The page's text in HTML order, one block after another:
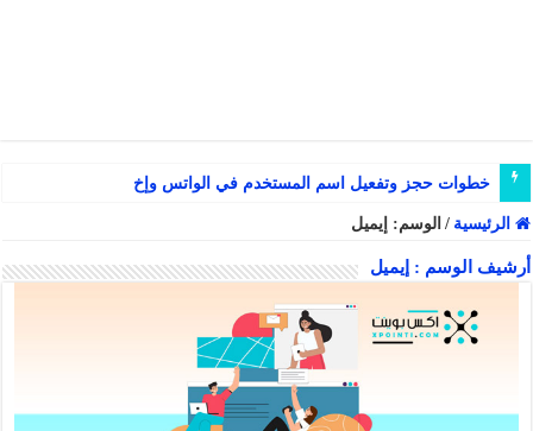
خطوات حجز وتفعيل اسم المستخدم في الواتس وإخفاء رقم
الرئيسية / الوسم: إيميل
أرشيف الوسم : إيميل